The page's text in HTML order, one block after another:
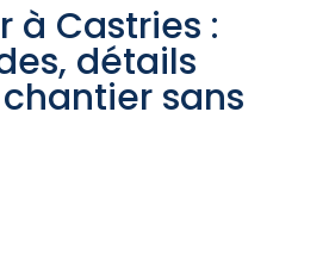
à Castries :
détails
sans